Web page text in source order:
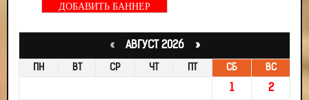
ДОБАВИТЬ БАННЕР
«АВГУСТ 2026 »
ПН ВТ СР ЧТ ПТ СБ ВС
1 2